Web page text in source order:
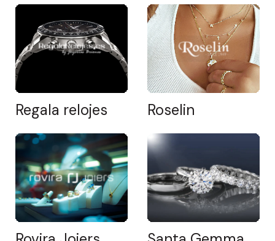
Regala relojes Roselin